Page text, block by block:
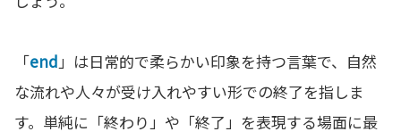
「end」は日常的で柔らかい印象を持つ言葉で、自然
な流れや人々が受け入れやすい形での終了を指しま
す。単純に「終わり」や「終了」を表現する場面に最